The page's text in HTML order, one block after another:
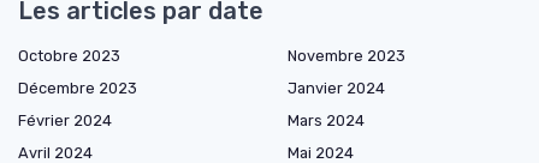
Les articles par date
Octobre 2023
Novembre 2023
Décembre 2023
Janvier 2024
Février 2024
Mars 2024
Avril 2024
Mai 2024